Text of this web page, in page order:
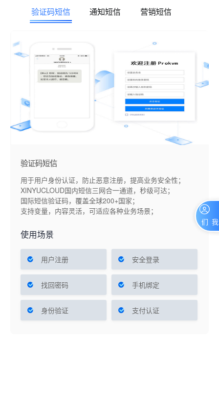
验证码短信 通知短信 营销短信
验证码短信
用于用户身份认证，防止恶意注册，提高业务安全性；
XINYUCLOUD国内短信三网合一通道，秒级可达；
国际短信验证码，覆盖全球200+国家；
支持变量，内容灵活，可适应各种业务场景；
使用场景
用户注册 安全登录
找回密码 手机绑定
身份验证 支付认证
联系我们